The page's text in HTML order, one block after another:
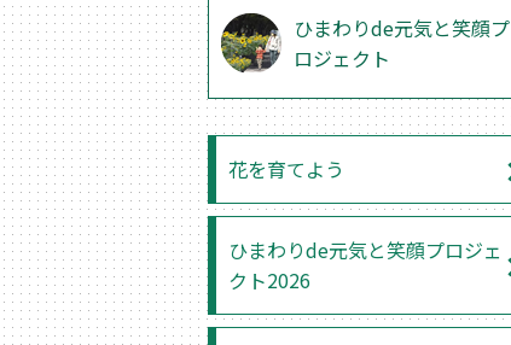
ひまわりde元気と笑顔プ
ロジェクト
花を育てよう
ひまわりde元気と笑顔プロジェ
クト2026